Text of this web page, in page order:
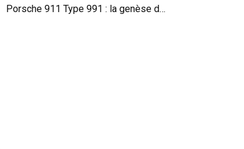
Porsche 911 Type 991 : la genèse de son développement (vid)